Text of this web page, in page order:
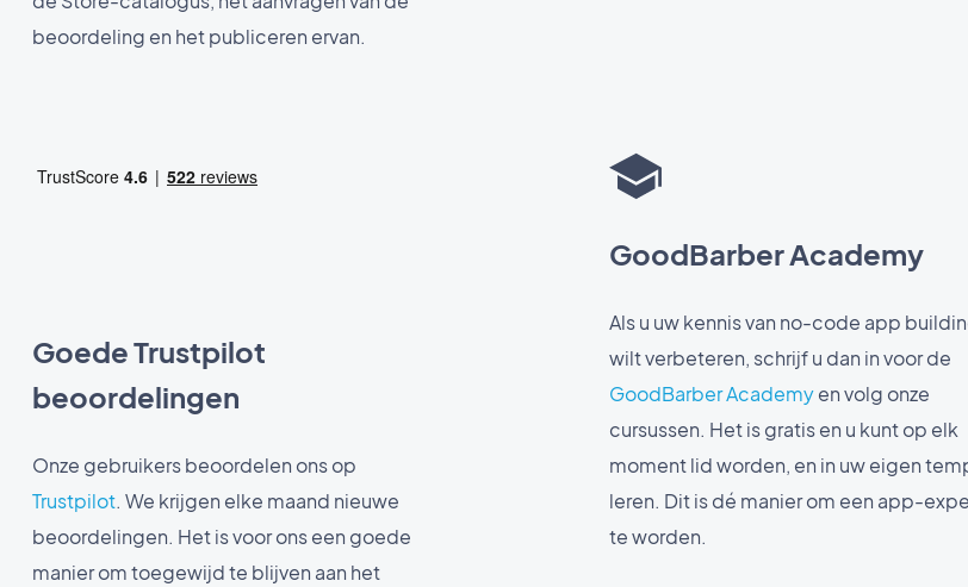
beoordeling en het publiceren ervan.
Goede Trustpilot
beoordelingen
Onze gebruikers beoordelen ons op
Trustpilot. We krijgen elke maand nieuwe
beoordelingen. Het is voor ons een goede
manier om toegewijd te blijven aan het
GoodBarber Academy
Als u uw kennis van no-code app
wilt verbeteren, schrijf u dan in voor de
GoodBarber Academyen volg onze
cursussen. Het is gratis en u kunt op elk
moment lid worden, en in uw eigen
leren. Dit is dé manier om een app-
te worden.